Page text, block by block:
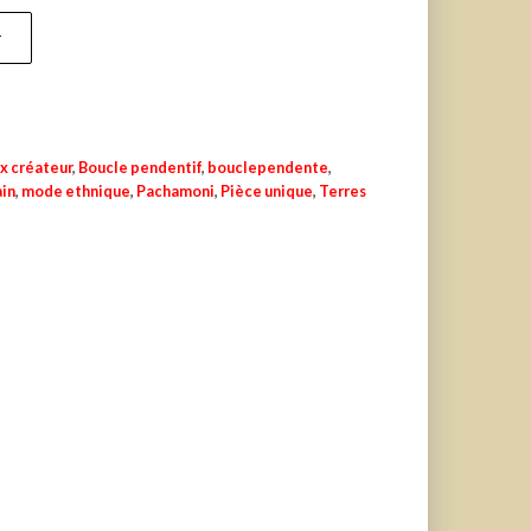
créateur, Boucle pendentif, bouclependente,
, mode ethnique, Pachamoni, Pièce unique, Terres